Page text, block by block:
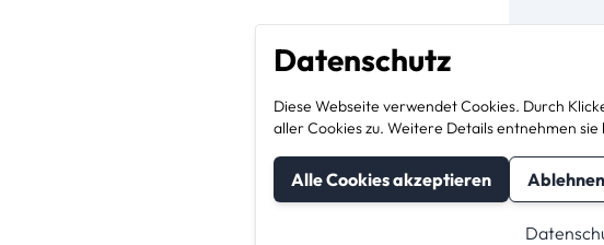
Datenschutz
Diese Webseite verwendet Cookies. Durch
aller Cookies zu. Weitere Details entnehmen
Alle Cookies akzeptieren Ablehnen